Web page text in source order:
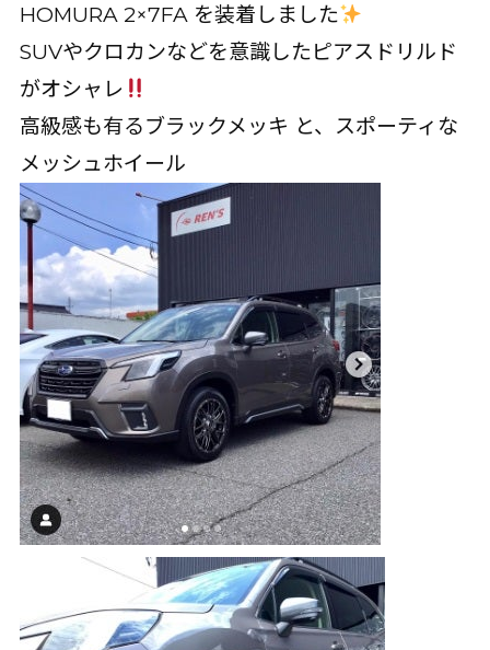
HOMURA 2×7FA を装着しました
SUVやクロカンなどを意識したピアスドリルド
がオシャレ
高級感も有るブラックメッキ と、スポーティな
メッシュホイール